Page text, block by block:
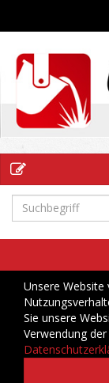
Unsere
Sie unsere
Verwendung